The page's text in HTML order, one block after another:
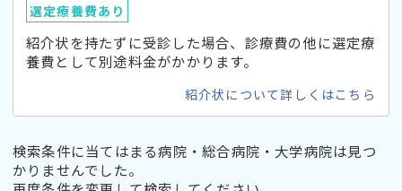
選定療養費あり
紹介状を持たずに受診した場合、診療費の他に選定療
養費として別途料金がかかります。
紹介状について詳しくはこちら
検索条件に当てはまる病院・総合病院・大学病院は見つ
かりませんでした。